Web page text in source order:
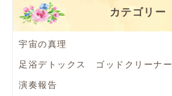
カテゴリー
宇宙の真理
足浴デトックス ゴッドクリーナー
演奏報告